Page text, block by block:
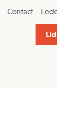
Contact